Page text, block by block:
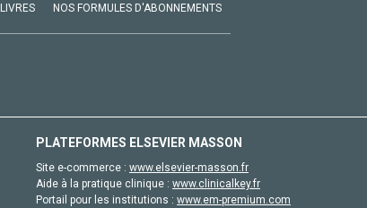
LIVRES NOS FORMULES D'ABONNEMENTS
PLATEFORMES ELSEVIER MASSON
Site e-commerce : www.elsevier-masson.fr
Aide à la pratique clinique : www.clinicalkey.fr
Portail pour les institutions : www.em-premium.com